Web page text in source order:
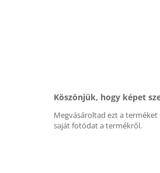
Köszönjük, hogy képet
Megvásároltad ezt a
saját fotódat a termékről.